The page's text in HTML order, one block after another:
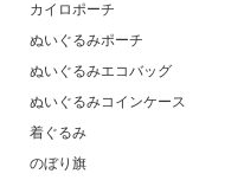
カイロポーチ
ぬいぐるみポーチ
ぬいぐるみエコバッグ
ぬいぐるみコインケース
着ぐるみ
のぼり旗